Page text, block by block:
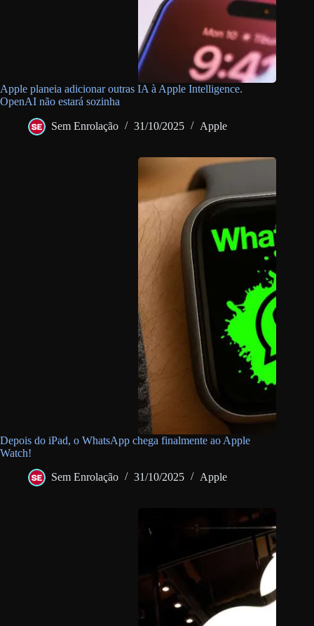
Apple planeia adicionar outras IA à Apple Intelligence.
OpenAI não estará sozinha
Sem Enrolação 31/10/2025 Apple
Depois do iPad, o WhatsApp chega finalmente ao Apple
Watch!
Sem Enrolação 31/10/2025 Apple